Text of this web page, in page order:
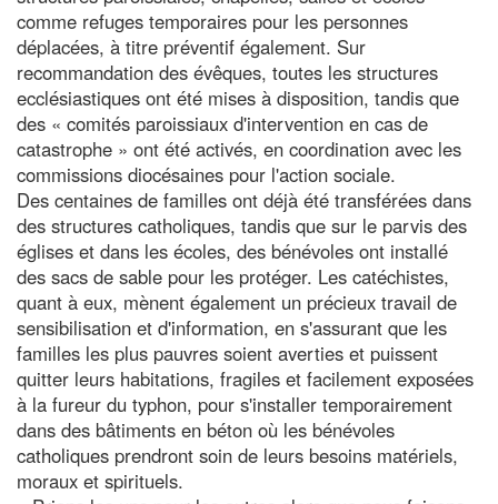
comme refuges temporaires pour les personnes
déplacées, à titre préventif également. Sur
recommandation des évêques, toutes les structures
ecclésiastiques ont été mises à disposition, tandis que
des « comités paroissiaux d'intervention en cas de
catastrophe » ont été activés, en coordination avec les
commissions diocésaines pour l'action sociale.
Des centaines de familles ont déjà été transférées dans
des structures catholiques, tandis que sur le parvis des
églises et dans les écoles, des bénévoles ont installé
des sacs de sable pour les protéger. Les catéchistes,
quant à eux, mènent également un précieux travail de
sensibilisation et d'information, en s'assurant que les
familles les plus pauvres soient averties et puissent
quitter leurs habitations, fragiles et facilement exposées
à la fureur du typhon, pour s'installer temporairement
dans des bâtiments en béton où les bénévoles
catholiques prendront soin de leurs besoins matériels,
moraux et spirituels.